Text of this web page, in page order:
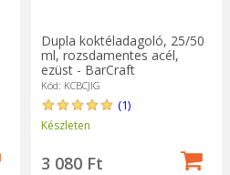
Dupla koktéladagoló, 25/50
ml, rozsdamentes acél,
ezüst - BarCraft
Kód: KCBCJIG
(1)
Készleten
3 080 Ft